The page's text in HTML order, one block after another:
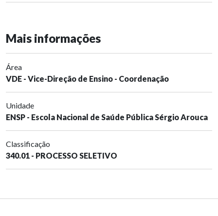
Mais informações
Área
VDE - Vice-Direção de Ensino - Coordenação
Unidade
ENSP - Escola Nacional de Saúde Pública Sérgio Arouca
Classificação
340.01 - PROCESSO SELETIVO